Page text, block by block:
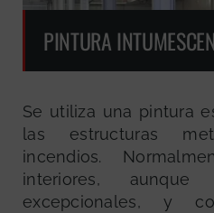
PINTURA
Se utiliza una pintura
las estructuras
incendios.
interiores, aunque
excepcionales, y